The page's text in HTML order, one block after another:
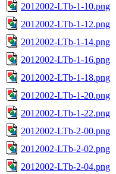
2012002-LTb-1-10.png
2012002-LTb-1-12.png
2012002-LTb-1-14.png
2012002-LTb-1-16.png
2012002-LTb-1-18.png
2012002-LTb-1-20.png
2012002-LTb-1-22.png
2012002-LTb-2-00.png
2012002-LTb-2-02.png
2012002-LTb-2-04.png